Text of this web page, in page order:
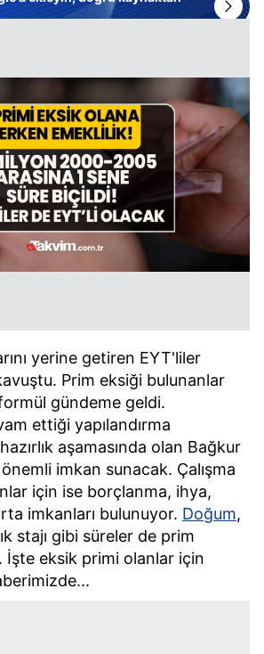
yerine getiren EYT'liler
Prim eksiği bulunanlar
gündeme geldi.
ettiği yapılandırma
aşamasında olan Bağkur
imkan sunacak. Çalışma
için ise borçlanma, ihya,
imkanları bulunuyor. Doğum,
stajı gibi süreler de prim
İşte eksik primi olanlar için